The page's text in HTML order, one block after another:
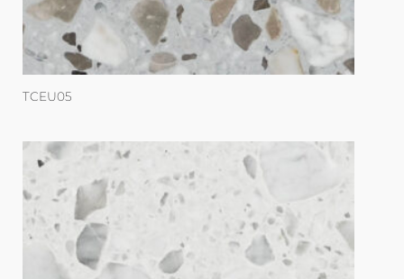
TCEU05